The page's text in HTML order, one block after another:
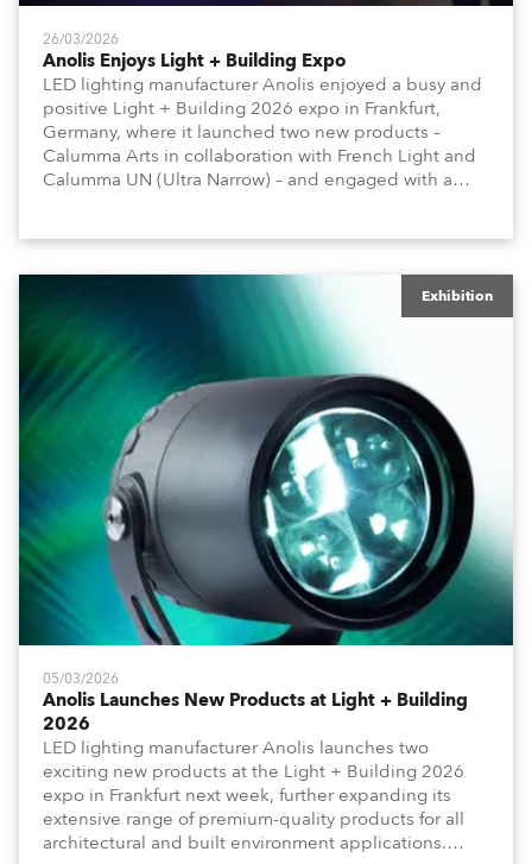
26/03/2026
Anolis Enjoys Light + Building Expo
LED lighting manufacturer Anolis enjoyed a busy and
positive Light + Building 2026 expo in Frankfurt,
Germany, where it launched two new products –
Calumma Arts in collaboration with French Light and
Calumma UN (Ultra Narrow) – and engaged with a
Exhibition
05/03/2026
Anolis Launches New Products at Light + Building
2026
LED lighting manufacturer Anolis launches two
exciting new products at the Light + Building 2026
expo in Frankfurt next week, further expanding its
extensive range of premium-quality products for all
architectural and built environment applications.